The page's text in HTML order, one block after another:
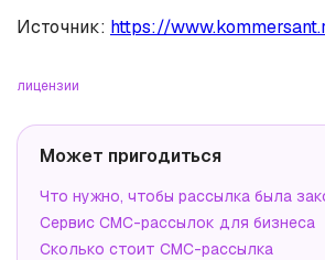
Источник: https://
лицензии
Может пригодиться
Что нужно, чтобы рассылка была
Сервис СМС-рассылок для бизнеса
Сколько стоит СМС-рассылка